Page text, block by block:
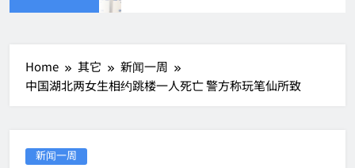
Home 其它
新闻一周
中国湖北两女生相约跳楼一人死亡 警方称玩笔仙所致
新闻一周